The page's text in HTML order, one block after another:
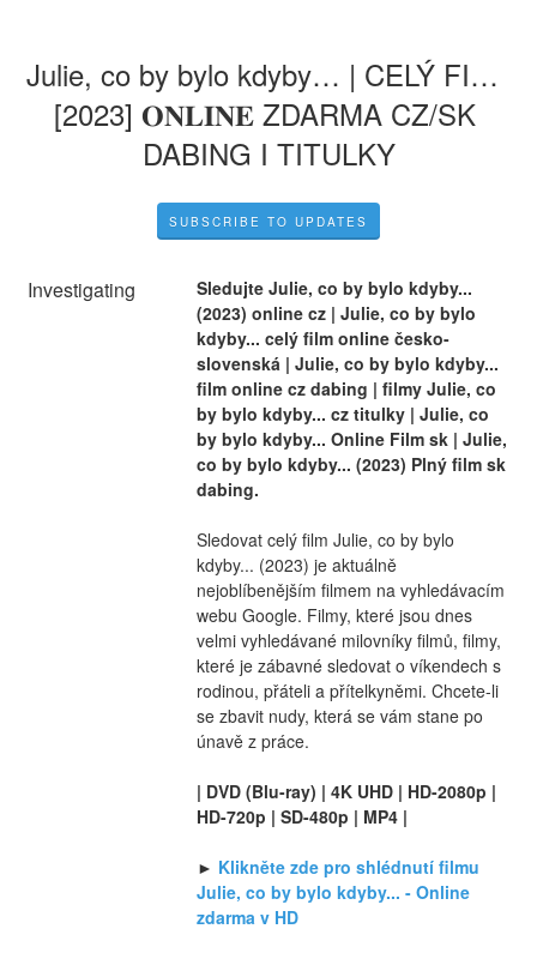
Julie, co by bylo kdyby… | CELÝ FILM
[2023] 𝐎𝐍𝐋𝐈𝐍𝐄 ZDARMA CZ/SK
DABING I TITULKY
SUBSCRIBE TO UPDATES
Investigating
Sledujte Julie, co by bylo kdyby...
(2023) online cz | Julie, co by bylo
kdyby... celý film online česko-
slovenská | Julie, co by bylo kdyby...
film online cz dabing | filmy Julie, co
by bylo kdyby... cz titulky | Julie, co
by bylo kdyby... Online Film sk | Julie,
co by bylo kdyby... (2023) Plný film sk
dabing.
Sledovat celý film Julie, co by bylo
kdyby... (2023) je aktuálně
nejoblíbenějším filmem na vyhledávacím
webu Google. Filmy, které jsou dnes
velmi vyhledávané milovníky filmů, filmy,
které je zábavné sledovat o víkendech s
rodinou, přáteli a přítelkyněmi. Chcete-li
se zbavit nudy, která se vám stane po
únavě z práce.
| DVD (Blu-ray) | 4K UHD | HD-2080p |
HD-720p | SD-480p | MP4 |
► Klikněte zde pro shlédnutí filmu
Julie, co by bylo kdyby... - Online
zdarma v HD